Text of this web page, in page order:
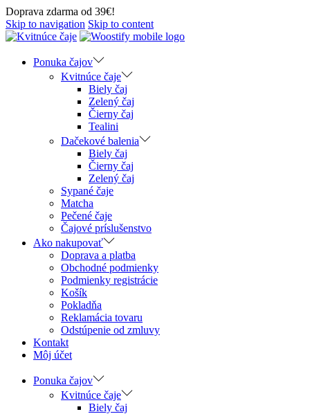
Doprava zdarma od 39€!
Skip to navigation Skip to content
Ponuka čajov
Kvitnúce čaje
Biely čaj
Zelený čaj
Čierny čaj
Tealini
Dačekové balenia
Biely čaj
Čierny čaj
Zelený čaj
Sypané čaje
Matcha
Pečené čaje
Čajové príslušenstvo
Ako nakupovať
Doprava a platba
Obchodné podmienky
Podmienky registrácie
Košík
Pokladňa
Reklamácia tovaru
Odstúpenie od zmluvy
Kontakt
Môj účet
Ponuka čajov
Kvitnúce čaje
Biely čaj